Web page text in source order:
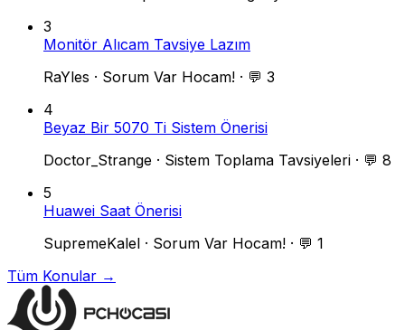
3
Monitör Alıcam Tavsiye Lazım
RaYles · Sorum Var Hocam! · 💬 3
4
Beyaz Bir 5070 Ti Sistem Önerisi
Doctor_Strange · Sistem Toplama Tavsiyeleri · 💬 8
5
Huawei Saat Önerisi
SupremeKalel · Sorum Var Hocam! · 💬 1
Tüm Konular →